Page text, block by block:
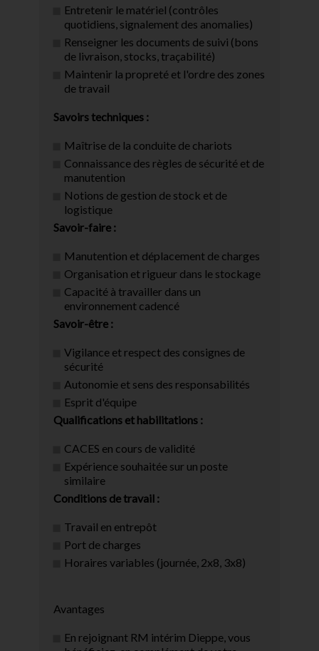
Entretenir le matériel (contrôles
quotidiens, signalement des anomalies)
Renseigner les documents de suivi (bons
de livraison, stocks, traçabilité)
Maintenir la propreté et l'ordre des zones
de travail
Savoirs techniques :
Maîtrise de la conduite de chariots
Connaissance des règles de sécurité et de
manutention
Notions de gestion de stock et de
logistique
Savoir-faire :
Manutention et déplacement de charges
Organisation et rigueur dans le stockage
Capacité à travailler dans un
environnement cadencé
Savoir-être :
Vigilance et respect des consignes de
sécurité
Autonomie et sens des responsabilités
Esprit d'équipe
Qualifications et habilitations :
CACES en cours de validité
Expérience souhaitée sur un poste
similaire
Conditions de travail :
Travail en entrepôt
Port de charges
Horaires variables (journée, 2x8, 3x8)
Avantages
En rejoignant RM intérim Dieppe, vous